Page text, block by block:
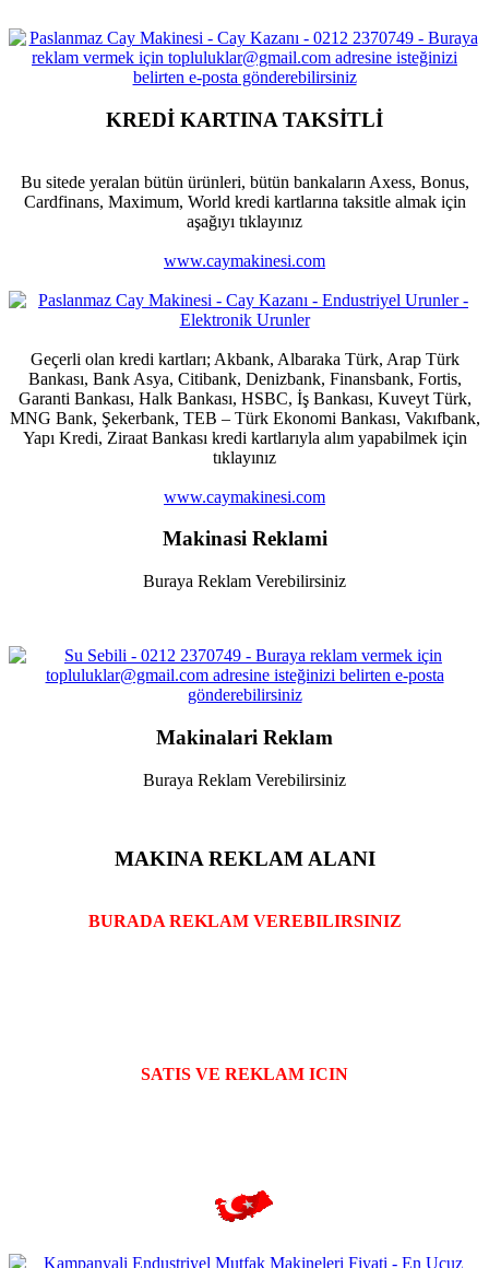
KREDİ KARTINA TAKSİTLİ
Bu sitede yeralan bütün ürünleri, bütün bankaların Axess, Bonus,
Cardfinans, Maximum, World kredi kartlarına taksitle almak için
aşağıyı tıklayınız
www.caymakinesi.com
Geçerli olan kredi kartları; Akbank, Albaraka Türk, Arap Türk
Bankası, Bank Asya, Citibank, Denizbank, Finansbank, Fortis,
Garanti Bankası, Halk Bankası, HSBC, İş Bankası, Kuveyt Türk,
MNG Bank, Şekerbank, TEB – Türk Ekonomi Bankası, Vakıfbank,
Yapı Kredi, Ziraat Bankası kredi kartlarıyla alım yapabilmek için
tıklayınız
www.caymakinesi.com
Makinasi Reklami
Buraya Reklam Verebilirsiniz
Makinalari Reklam
Buraya Reklam Verebilirsiniz
MAKINA REKLAM ALANI
BURADA REKLAM VEREBILIRSINIZ
SATIS VE REKLAM ICIN